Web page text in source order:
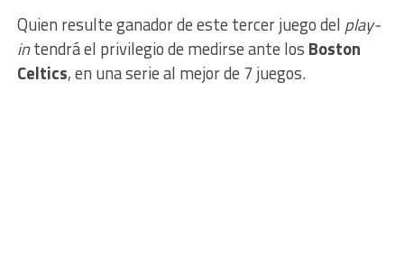
Quien resulte ganador de este tercer juego del play-
intendrá el privilegio de medirse ante los Boston
Celtics, en una serie al mejor de 7 juegos.